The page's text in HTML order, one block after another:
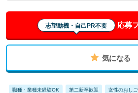
志望動機・自己PR不要 応募
気になる
職種・業種未経験OK 第二新卒歓迎 女性のおし